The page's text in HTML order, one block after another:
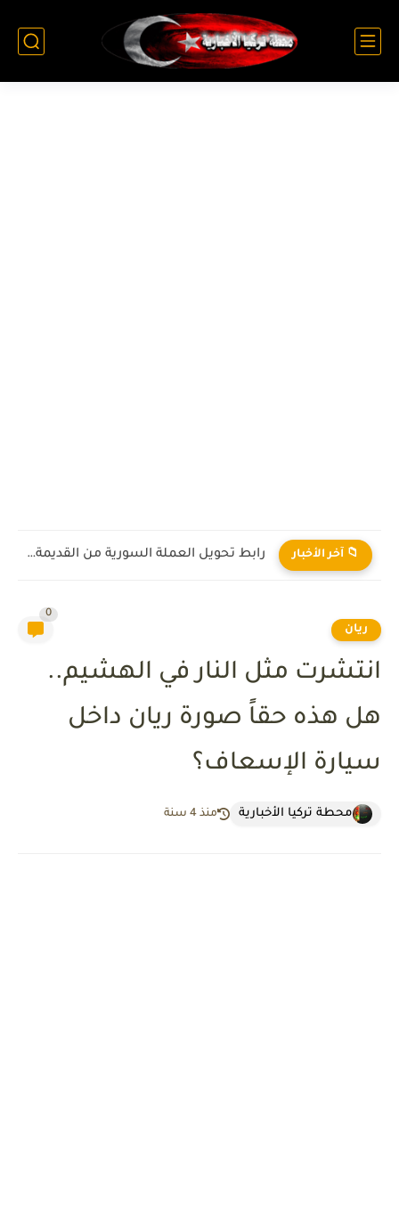
📁 آخر الأخبار رابط تحويل العملة السورية من القديمة إلى الجديدة 2026
ريان
0
انتشرت مثل النار في الهشيم..
هل هذه حقاً صورة ريان داخل
سيارة الإسعاف؟
محطة تركيا الأخبارية منذ 4 سنة